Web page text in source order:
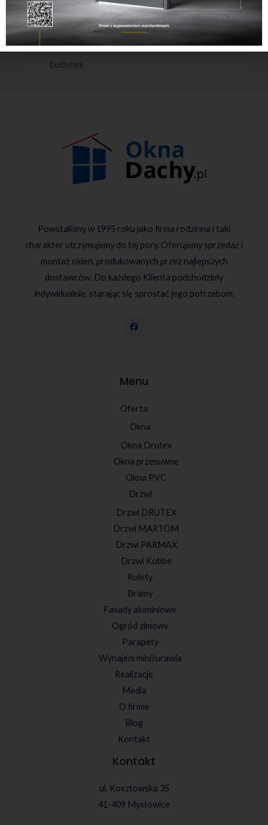
←Previous Nowy
budynek
Next Nowy budynek→
Powstaliśmy w 1995 roku jako firma rodzinna i taki
charakter utrzymujemy do tej pory. Oferujemy sprzedaż i
montaż okien, produkowanych przez najlepszych
dostawców. Do każdego Klienta podchodzimy
indywidualnie, starając się sprostać jego potrzebom.
Menu
Oferta
Okna
Okna Drutex
Okna przesuwne
Okna PVC
Drzwi
Drzwi DRUTEX
Drzwi MARTOM
Drzwi PARMAX
Drzwi Kobbe
Rolety
Bramy
Fasady aluminiowe
Ogród zimowy
Parapety
Wynajem miniżurawia
Realizacje
Media
O firmie
Blog
Kontakt
Kontakt
ul. Kosztowska 35
41-409 Mysłowice